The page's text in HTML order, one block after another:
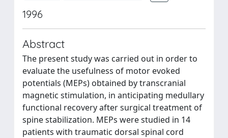
1996
Abstract
The present study was carried out in order to
evaluate the usefulness of motor evoked
potentials (MEPs) obtained by transcranial
magnetic stimulation, in anticipating medullary
functional recovery after surgical treatment of
spine stabilization. MEPs were studied in 14
patients with traumatic dorsal spinal cord